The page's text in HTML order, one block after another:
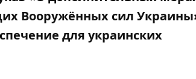
Вооружённых сил
для украинских